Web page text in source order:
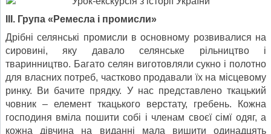
ІІІ. Група «Ремесла і промисли»
Дрібні селянські промисли в основному розвивалися на
сировині, яку давало селянське рільництво і
тваринництво. Багато селян виготовляли сукно і полотно
для власних потреб, частково продавали їх на місцевому
ринку. Ви бачите прядку. У нас представлено ткацький
човник – елемент ткацького верстату, гребень. Кожна
господиня вміла пошити собі і членам своєї сімї одяг, а
кожна дівчина на виданні мала вишити одинадцять